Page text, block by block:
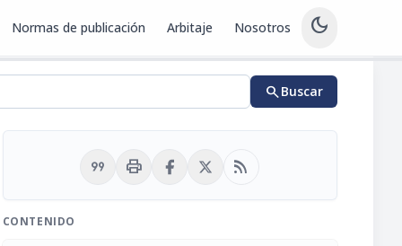
Normas de publicación Arbitaje Nosotros dark_mode
searchBuscar
format_quote print rss_feed
CONTENIDO